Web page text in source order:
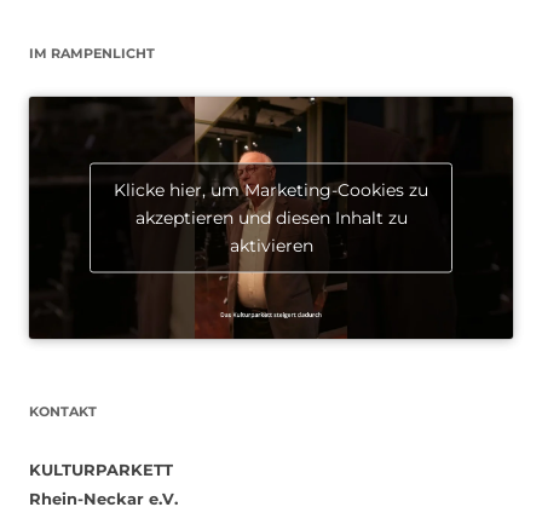
IM RAMPENLICHT
Klicke hier, um Marketing-Cookies zu
akzeptieren und diesen Inhalt zu
aktivieren
KONTAKT
KULTURPARKETT
Rhein-Neckar e.V.